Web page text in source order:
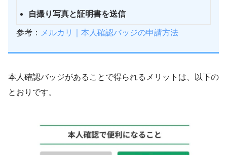
自撮り写真と証明書を送信
参考： メルカリ｜本人確認バッジの申請方法
本人確認バッジがあることで得られるメリットは、以下の
とおりです。